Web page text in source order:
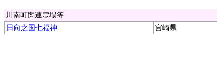
川南町関連霊場等
日向之国七福神
宮崎県